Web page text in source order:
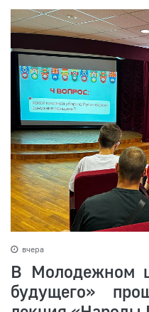
вчера
В Молодежном
будущего»